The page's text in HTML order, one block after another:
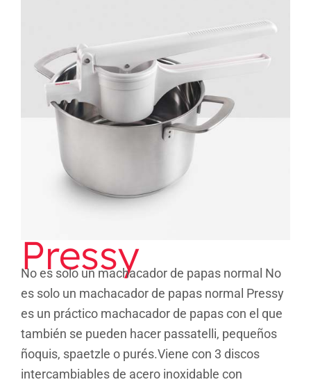
Pressy
Pressy
No es solo un machacador de papas normal No
es solo un machacador de papas normal Pressy
es un práctico machacador de papas con el que
también se pueden hacer passatelli, pequeños
ñoquis, spaetzle o purés.Viene con 3 discos
intercambiables de acero inoxidable con